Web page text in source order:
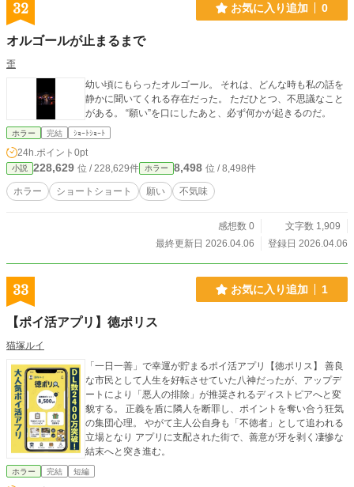
32 お気に入り追加 0
オルゴールが止まるまで
歪
幼い頃にもらったオルゴール。 それは、どんな時も私の話を
静かに聞いてくれる存在だった。 ただひとつ、不思議なこと
がある。 “願い”を口にしたあと、必ず何かが起きるのだ。
ホラー 完結 ｼｮｰﾄｼｮｰﾄ
24h.ポイント 0pt
小説 228,629 位 / 228,629件 ホラー 8,498 位 / 8,498件
ホラー ショートショート 願い 不気味
感想数 0
文字数 1,909
最終更新日 2026.04.06
登録日 2026.04.06
33 お気に入り追加 1
【ポイ活アプリ】徳ポリス
猫塚ルイ
「一日一善」で幸運が貯まるポイ活アプリ【徳ポリス】 善良
な市民として人生を好転させていた八神だったが、アップデ
ートにより「悪人の排除」が推奨されるディストピアへと変
貌する。 正義を盾に隣人を断罪し、ポイントを奪い合う狂気
の集団心理。 やがて主人公自身も「不徳者」として追われる
立場となり アプリに支配された街で、善意が牙を剥く凄惨な
結末へと突き進む。
ホラー 完結 短編